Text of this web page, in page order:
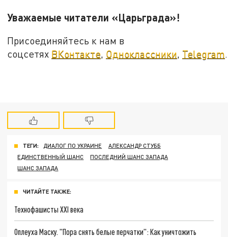
Уважаемые читатели «Царьграда»!
Присоединяйтесь к нам в
соцсетях ВКонтакте, Одноклассники, Telegram.
ТЕГИ: ДИАЛОГ ПО УКРАИНЕ
АЛЕКСАНДР СТУББ
ЕДИНСТВЕННЫЙ ШАНС
ПОСЛЕДНИЙ ШАНС ЗАПАДА
ШАНС ЗАПАДА
ЧИТАЙТЕ ТАКЖЕ:
Технофашисты XXI века
Оплеуха Маску. "Пора снять белые перчатки": Как уничтожить